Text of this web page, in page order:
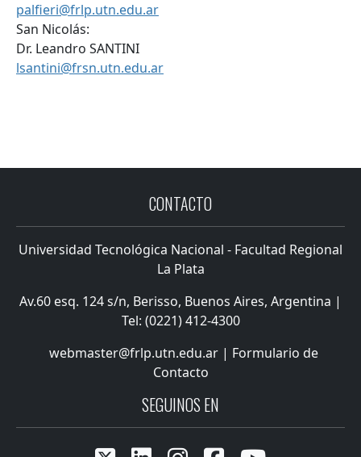
palfieri@frlp.utn.edu.ar
San Nicolás:
Dr. Leandro SANTINI
lsantini@frsn.utn.edu.ar
CONTACTO
Universidad Tecnológica Nacional - Facultad Regional
La Plata
Av.60 esq. 124 s/n, Berisso, Buenos Aires, Argentina |
Tel: (0221) 412-4300
webmaster@frlp.utn.edu.ar | Formulario de
Contacto
SEGUINOS EN